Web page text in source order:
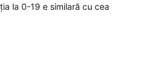
la 0-19 e similară cu cea